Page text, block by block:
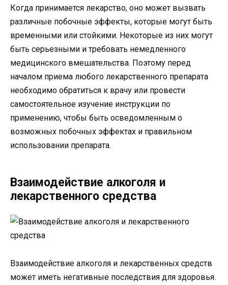
Когда принимается лекарство, оно может вызвать
различные побочные эффекты, которые могут быть
временными или стойкими. Некоторые из них могут
быть серьезными и требовать немедленного
медицинского вмешательства. Поэтому перед
началом приема любого лекарственного препарата
необходимо обратиться к врачу или провести
самостоятельное изучение инструкции по
применению, чтобы быть осведомленным о
возможных побочных эффектах и правильном
использовании препарата.
Взаимодействие алкоголя и
лекарственного средства
Взаимодействие алкоголя и лекарственных средств
может иметь негативные последствия для здоровья.